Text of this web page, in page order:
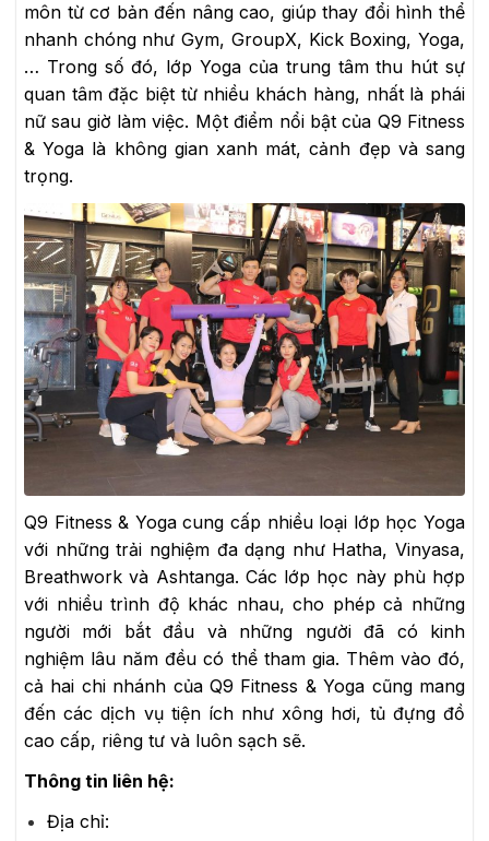
môn từ cơ bản đến nâng cao, giúp thay đổi hình thể
nhanh chóng như Gym, GroupX, Kick Boxing, Yoga,
… Trong số đó, lớp Yoga của trung tâm thu hút sự
quan tâm đặc biệt từ nhiều khách hàng, nhất là phái
nữ sau giờ làm việc. Một điểm nổi bật của Q9 Fitness
& Yoga là không gian xanh mát, cảnh đẹp và sang
trọng.
Q9 Fitness & Yoga cung cấp nhiều loại lớp học Yoga
với những trải nghiệm đa dạng như Hatha, Vinyasa,
Breathwork và Ashtanga. Các lớp học này phù hợp
với nhiều trình độ khác nhau, cho phép cả những
người mới bắt đầu và những người đã có kinh
nghiệm lâu năm đều có thể tham gia. Thêm vào đó,
cả hai chi nhánh của Q9 Fitness & Yoga cũng mang
đến các dịch vụ tiện ích như xông hơi, tủ đựng đồ
cao cấp, riêng tư và luôn sạch sẽ.
Thông tin liên hệ:
Địa chỉ: